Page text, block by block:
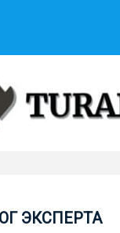
ЭКСПЕРТА